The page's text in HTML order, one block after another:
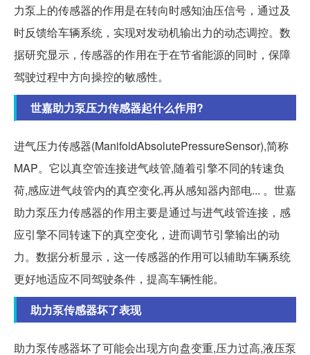
力泵上的传感器的作用是在转向时感知油压信号，通过及
时反馈给车辆系统，实现对发动机输出力的动态调控。数
据研究显示，传感器的作用在于在节省能源的同时，保障
驾驶过程中方向操控的敏感性。
世嘉助力泵压力传感器起什么作用?
进气压力传感器(ManifoldAbsolutePressureSensor),简称
MAP。它以真空管连接进气歧管,随着引擎不同的转速负
荷,感应进气歧管内的真空变化,再从感知器内部电... 。世嘉
助力泵压力传感器的作用主要是通过与进气歧管连接，感
应引擎不同转速下的真空变化，进而调节引擎输出的动
力。数据分析显示，这一传感器的作用可以辅助车辆系统
更好地适应不同驾驶条件，提高车辆性能。
助力泵传感器坏了表现
助力泵传感器坏了可能会出现方向盘变重,压力过高,液压泵